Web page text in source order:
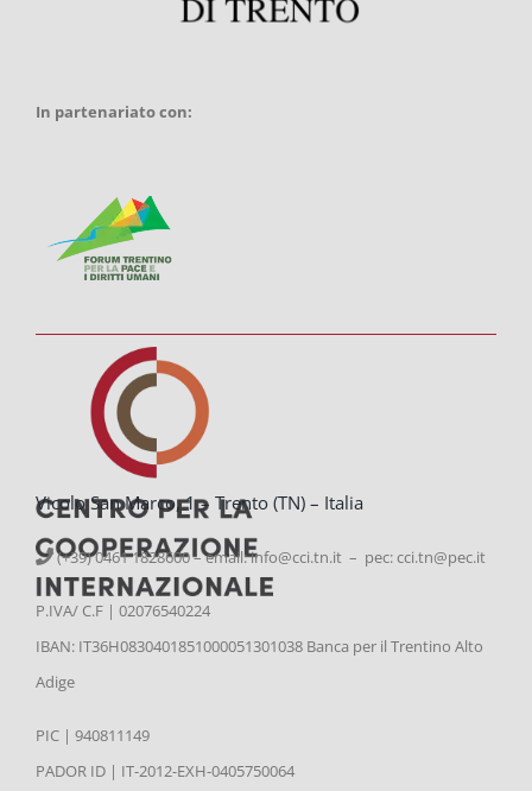
In partenariato con:
Vicolo San Marco, 1 – Trento (TN) – Italia
(+39) 0461 1828600 – email:info@cci.tn.it – pec: cci.tn@pec.it
P.IVA/ C.F | 02076540224
IBAN: IT36H0830401851000051301038 Banca per il Trentino Alto
Adige
PIC | 940811149
PADOR ID | IT-2012-EXH-0405750064